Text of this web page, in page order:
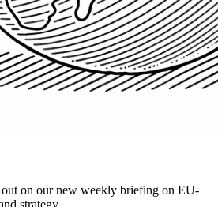
on our new weekly briefing on EU-
strategy.